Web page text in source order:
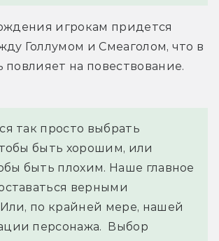
игрокам придется
Голлумом и Смеаголом, что в
повлияет на повествование.
так просто выбрать
быть хорошим, или
быть плохим. Наше главное
верными
по крайней мере, нашей
персонажа.  Выбор